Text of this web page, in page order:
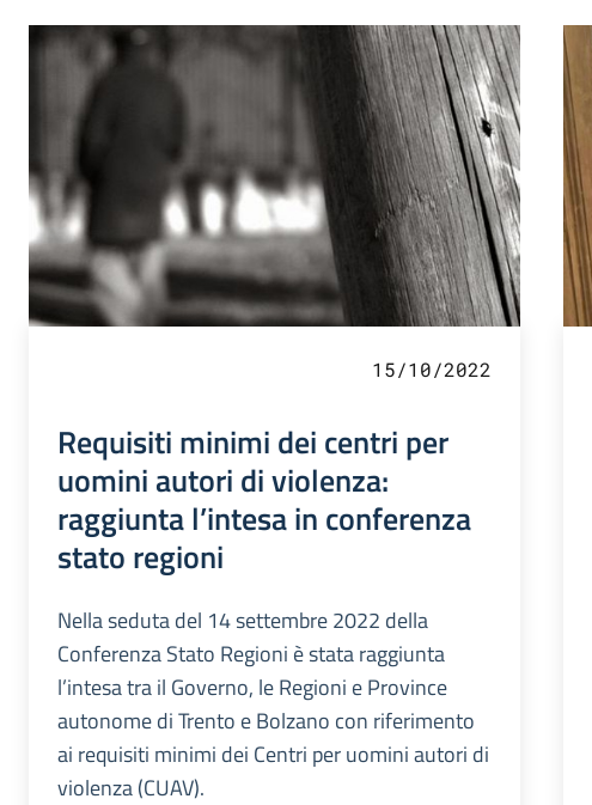
15/10/2022
Requisiti minimi dei centri per
uomini autori di violenza:
raggiunta l’intesa in conferenza
stato regioni
Nella seduta del 14 settembre 2022 della
Conferenza Stato Regioni è stata raggiunta
l’intesa tra il Governo, le Regioni e Province
autonome di Trento e Bolzano con riferimento
ai requisiti minimi dei Centri per uomini autori di
violenza (CUAV).